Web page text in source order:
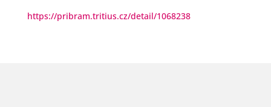
https://pribram.tritius.cz/detail/1068238